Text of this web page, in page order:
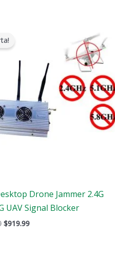
Drone Jammer 2.4G
UAV Signal Blocker
originale
$1,299.00.
$919.99
$919.99.